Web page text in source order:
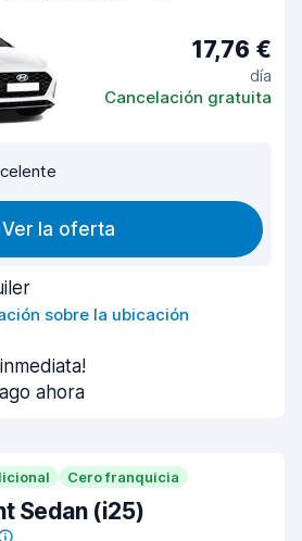
17,76 €
día
Cancelación gratuita
Ver la oferta
sobre la ubicación
ahora
Cero franquicia
Sedan (i25)